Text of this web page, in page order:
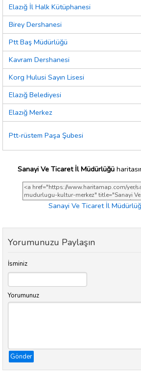
Elazığ İl Halk Kütüphanesi
Birey Dershanesi
Ptt Baş Müdürlüğü
Kavram Dershanesi
Korg Hulusi Sayın Lisesi
Elazığ Belediyesi
Elazığ Merkez
Ptt-rüstem Paşa Şubesi
Sanayi Ve Ticaret İl Müdürlüğü
Sanayi Ve Ticaret İl
Yorumunuzu Paylaşın
İsminiz
Yorumunuz
Gönder